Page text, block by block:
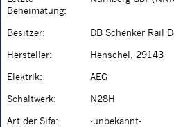
Beheimatung:
Besitzer: DB Schenker Rail
Hersteller: Henschel, 29143
Elektrik: AEG
Schaltwerk: N28H
Art der Sifa: -unbekannt-